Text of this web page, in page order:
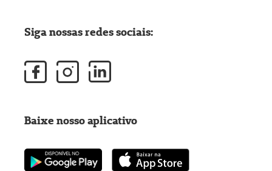
Siga nossas redes sociais:
Baixe nosso aplicativo